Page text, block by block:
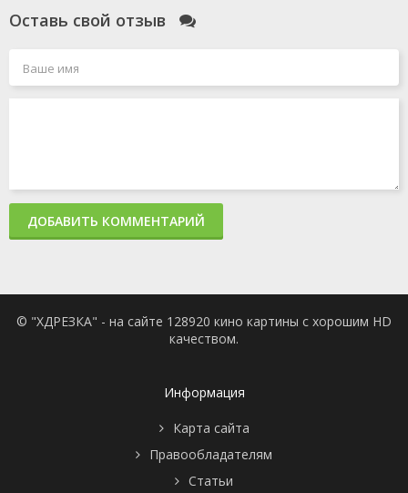
Оставь свой отзыв
ДОБАВИТЬ КОММЕНТАРИЙ
© "ХДРЕЗКА" - на сайте 128920 кино картины с хорошим HD
качеством.
Информация
Карта сайта
Правообладателям
Статьи